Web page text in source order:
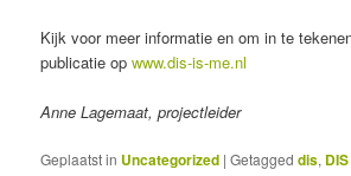
Kijk voor meer informatie en om in te
publicatie opwww.dis-is-me.nl
Anne Lagemaat, projectleider
Geplaatst in Uncategorized |Getagged dis,